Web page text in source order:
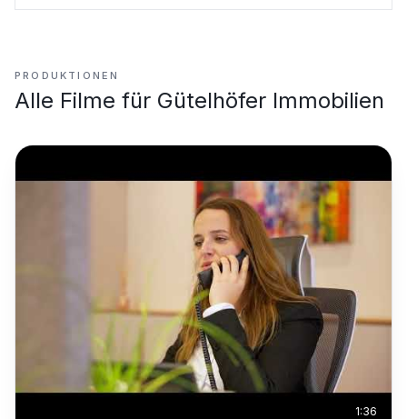
PRODUKTIONEN
Alle Filme für Gütelhöfer Immobilien
1:36